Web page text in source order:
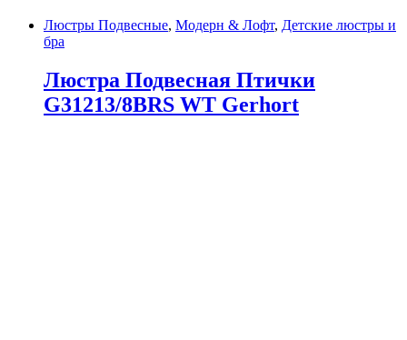
Люстры Подвесные, Модерн & Лофт, Детские люстры и
бра
Люстра Подвесная Птички
G31213/8BRS WT Gerhort